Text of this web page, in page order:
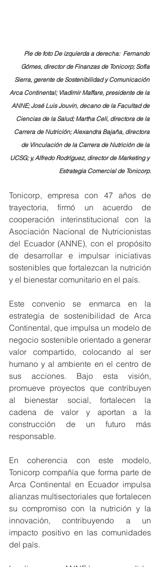
Pie de foto De izquierda a derecha:  Fernando
Gómes, director de Finanzas de Tonicorp; Sofía
Sierra, gerente de Sostenibilidad y Comunicación
Arca Continental; Vladimir Maffare, presidente de la
ANNE; José Luis Jouvin, decano de la Facultad de
Ciencias de la Salud; Martha Celi, directora de la
Carrera de Nutrición; Alexandra Bajaña, directora
de Vinculación de la Carrera de Nutrición de la
UCSG; y, Alfredo Rodríguez, director de Marketing y
Estrategia Comercial de Tonicorp.
Tonicorp, empresa con 47 años de
trayectoria, firmó un acuerdo de
cooperación interinstitucional con la
Asociación Nacional de Nutricionistas
del Ecuador (ANNE), con el propósito
de desarrollar e impulsar iniciativas
sostenibles que fortalezcan la nutrición
y el bienestar comunitario en el país.
Este convenio se enmarca en la
estrategia de sostenibilidad de Arca
Continental, que impulsa un modelo de
negocio sostenible orientado a generar
valor compartido, colocando al ser
humano y al ambiente en el centro de
sus acciones. Bajo esta visión,
promueve proyectos que contribuyen
al bienestar social, fortalecen la
cadena de valor y aportan a la
construcción de un futuro más
responsable.
En coherencia con este modelo,
Tonicorp compañía que forma parte de
Arca Continental en Ecuador impulsa
alianzas multisectoriales que fortalecen
su compromiso con la nutrición y la
innovación, contribuyendo a un
impacto positivo en las comunidades
del país.